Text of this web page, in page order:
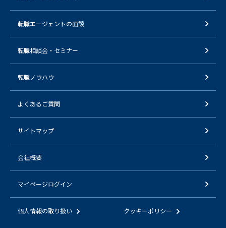
転職エージェントの面談
転職相談会・セミナー
転職ノウハウ
よくあるご質問
サイトマップ
会社概要
マイページログイン
個人情報の取り扱い クッキーポリシー